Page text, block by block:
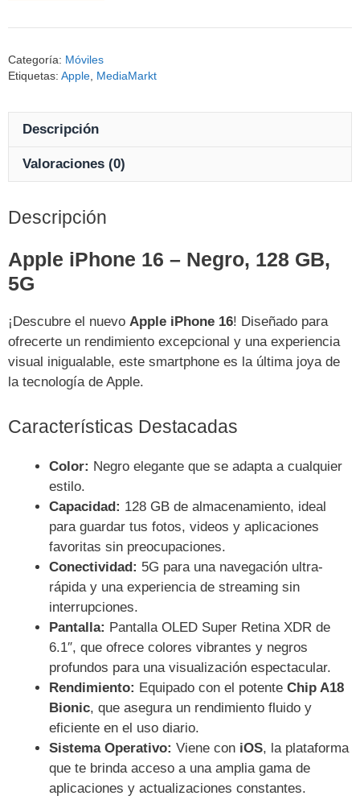
Categoría: Móviles
Etiquetas: Apple MediaMarkt
Descripción
Valoraciones (0)
Descripción
Apple iPhone 16 – Negro, 128 GB,
5G
¡Descubre el nuevo Apple iPhone 16! Diseñado para
ofrecerte un rendimiento excepcional y una experiencia
visual inigualable, este smartphone es la última joya de
la tecnología de Apple.
Características Destacadas
Color: Negro elegante que se adapta a cualquier
estilo.
Capacidad: 128 GB de almacenamiento, ideal
para guardar tus fotos, videos y aplicaciones
favoritas sin preocupaciones.
Conectividad: 5G para una navegación ultra-
rápida y una experiencia de streaming sin
interrupciones.
Pantalla: Pantalla OLED Super Retina XDR de
6.1″, que ofrece colores vibrantes y negros
profundos para una visualización espectacular.
Rendimiento: Equipado con el potente Chip A18
Bionic, que asegura un rendimiento fluido y
eficiente en el uso diario.
Sistema Operativo: Viene con iOS, la plataforma
que te brinda acceso a una amplia gama de
aplicaciones y actualizaciones constantes.